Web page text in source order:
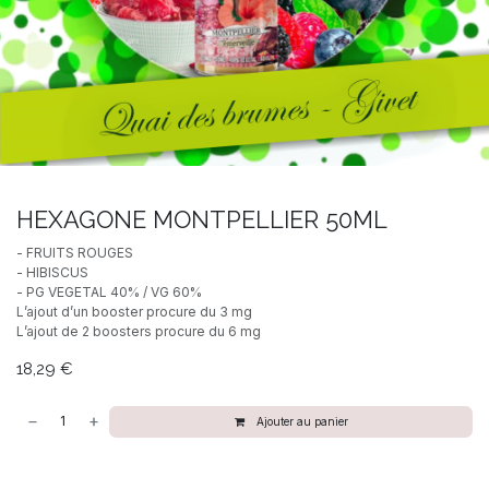
HEXAGONE MONTPELLIER 50ML
- FRUITS ROUGES
- HIBISCUS
- PG VEGETAL 40% / VG 60%
L’ajout d’un booster procure du 3 mg
L’ajout de 2 boosters procure du 6 mg
18,29 €
Ajouter au panier